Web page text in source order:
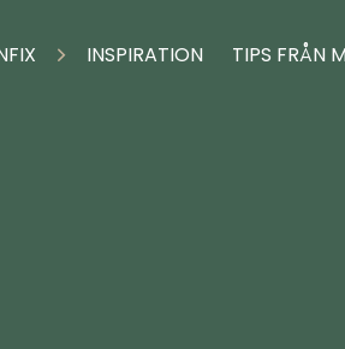
INSPIRATION TIPS FRÅN